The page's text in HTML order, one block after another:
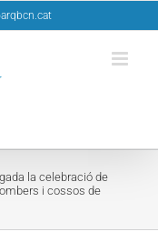
la celebració de
i cossos de